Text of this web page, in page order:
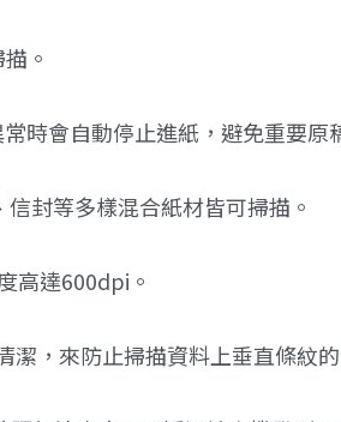
。
時會自動停止進紙，避免重要原
封等多樣混合紙材皆可掃描。
高達600dpi。
，來防止掃描資料上垂直條紋的